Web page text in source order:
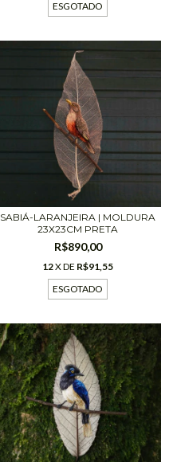
ESGOTADO
SABIÁ-LARANJEIRA | MOLDURA
23X23CM PRETA
R$890,00
12X DE R$91,55
ESGOTADO